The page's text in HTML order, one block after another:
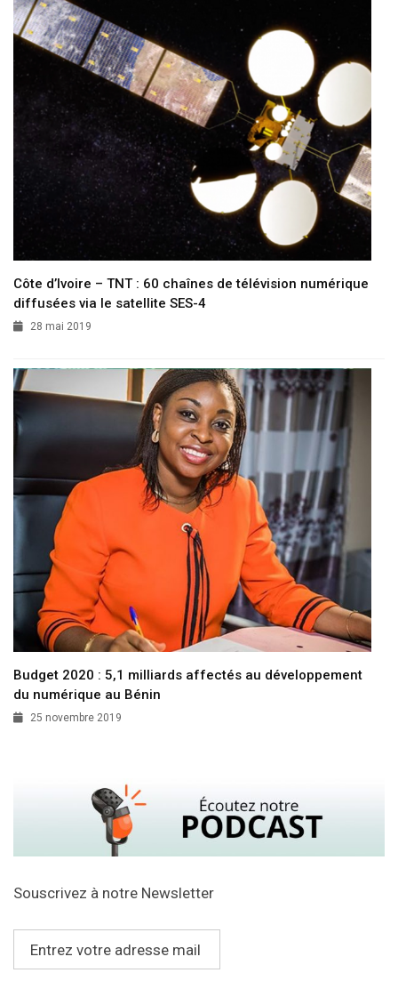
Côte d’Ivoire – TNT : 60 chaînes de télévision numérique
diffusées via le satellite SES-4
28 mai 2019
Budget 2020 : 5,1 milliards affectés au développement
du numérique au Bénin
25 novembre 2019
Souscrivez à notre Newsletter